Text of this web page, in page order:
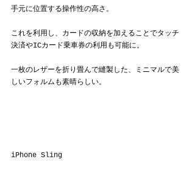
手元に位置する操作性の高さ。
これを利用し、カードの収納を加えることでタッチ
決済やICカード乗車券の利用も可能に。
一枚のレザーを折り畳んで縫製した、ミニマルで美
しいフォルムも素晴らしい。
iPhone Sling